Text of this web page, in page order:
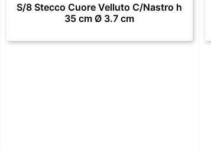
S/8 Stecco Cuore Velluto C/Nastro h
35 cm Ø 3.7 cm